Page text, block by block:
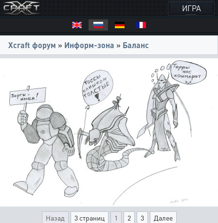
ИГРА
Xcraft форум » Информ-зона » Баланс
Назад 3 страниц 1 2 3 Далее